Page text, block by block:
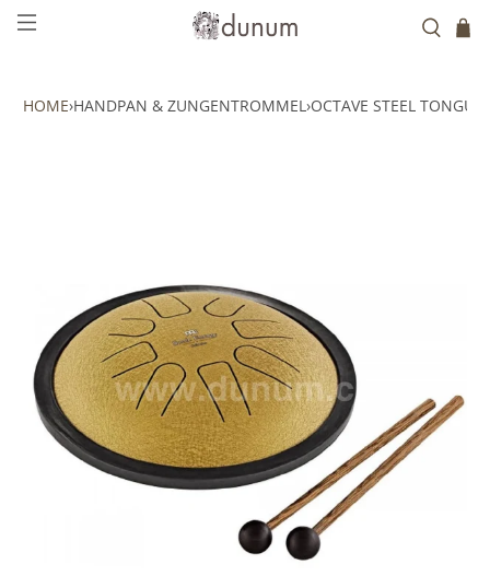
HOME›HANDPAN & ZUNGENTROMMEL›OCTAVE STEEL